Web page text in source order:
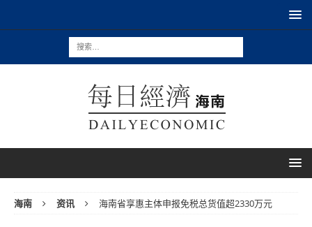
海南 资讯 海南省享惠主体申报免税总货值超2330万元